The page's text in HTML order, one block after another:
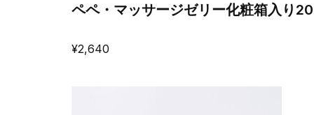
ペペ・マッサージゼリー化粧箱入り
¥2,640